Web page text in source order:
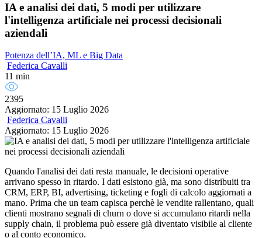
IA e analisi dei dati, 5 modi per utilizzare
l'intelligenza artificiale nei processi decisionali
aziendali
Potenza dell’IA, ML e Big Data
Federica Cavalli
11 min
2395
Aggiornato: 15 Luglio 2026
Federica Cavalli
Aggiornato: 15 Luglio 2026
Quando l'analisi dei dati resta manuale, le decisioni operative
arrivano spesso in ritardo. I dati esistono già, ma sono distribuiti tra
CRM, ERP, BI, advertising, ticketing e fogli di calcolo aggiornati a
mano. Prima che un team capisca perchè le vendite rallentano, quali
clienti mostrano segnali di churn o dove si accumulano ritardi nella
supply chain, il problema può essere già diventato visibile al cliente
o al conto economico.